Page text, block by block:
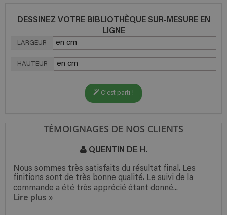
DESSINEZ VOTRE BIBLIOTHÈQUE SUR-MESURE EN
LIGNE
LARGEUR
HAUTEUR
C'est parti !
TÉMOIGNAGES DE NOS CLIENTS
QUENTIN DE H.
Nous sommes très satisfaits du résultat final. Les
finitions sont de très bonne qualité. Le suivi de la
commande a été très apprécié étant donné...
Lire plus »